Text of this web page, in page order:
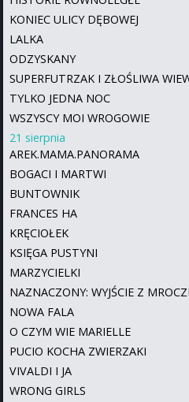
KONIEC ULICY DĘBOWEJ
LALKA
ODZYSKANY
SUPERFUTRZAK I ZŁOŚLIWA
TYLKO JEDNA NOC
WSZYSCY MOI WROGOWIE
21 sierpnia
AREK.MAMA.PANORAMA
BOGACI I MARTWI
BUNTOWNIK
FRANCES HA
KRĘCIOŁEK
KSIĘGA PUSTYNI
MARZYCIELKI
NAZNACZONY: WYJŚCIE Z
NOWA FALA
O CZYM WIE MARIELLE
PUCIO KOCHA ZWIERZAKI
VIVALDI I JA
WRONG GIRLS